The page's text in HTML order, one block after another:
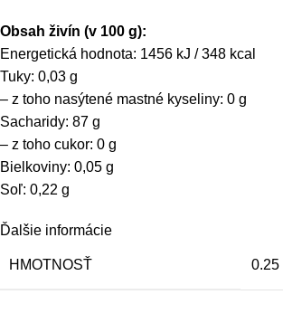
Obsah živín (v 100 g):
Energetická hodnota: 1456 kJ / 348 kcal
Tuky: 0,03 g
– z toho nasýtené mastné kyseliny: 0 g
Sacharidy: 87 g
– z toho cukor: 0 g
Bielkoviny: 0,05 g
Soľ: 0,22 g
Ďalšie informácie
HMOTNOSŤ 0.25